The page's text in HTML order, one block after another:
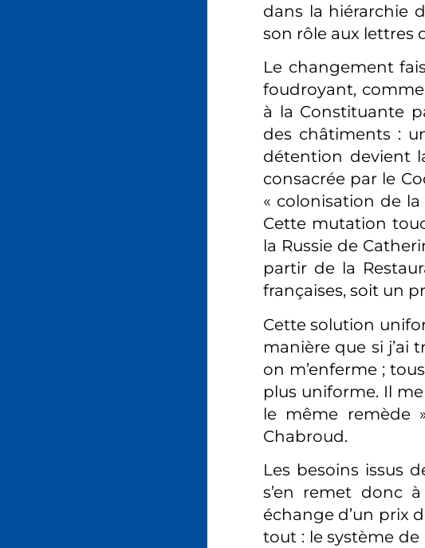
dans la hiérarchie
son rôle aux lettres
Le changement
foudroyant,
à la Constituante
des châtiments :
détention devient
consacrée par le
« colonisation de
Cette mutation
la Russie de
partir de la
françaises, soit un
Cette solution
manière que si j’ai
on m’enferme ;
plus uniforme. Il
le même remède
Chabroud.
Les besoins issus
s’en remet donc
échange d’un prix
tout : le système de